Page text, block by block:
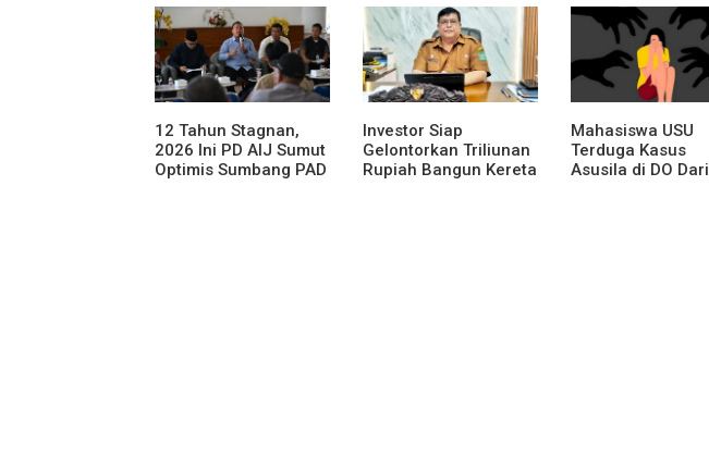
Thomsen
12 Tahun Stagnan,
2026 Ini PD AIJ Sumut
Optimis Sumbang PAD
Investor Siap
Gelontorkan Triliunan
Rupiah Bangun Kereta
Mahasiswa USU
Terduga Kasus
Asusila di DO Dari